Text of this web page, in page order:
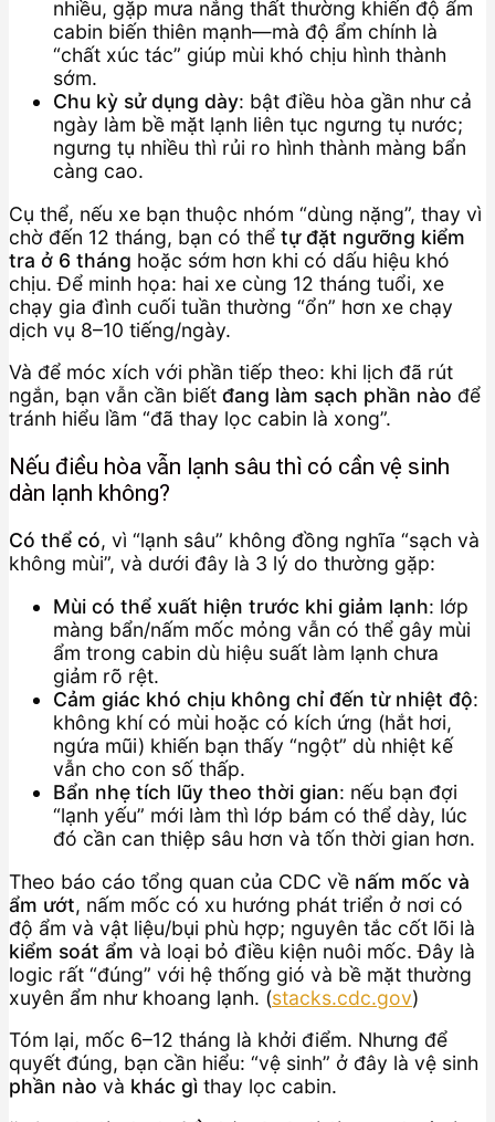
nhiều, gặp mưa nắng thất thường khiến độ ẩm
cabin biến thiên mạnh—mà độ ẩm chính là
“chất xúc tác” giúp mùi khó chịu hình thành
sớm.
Chu kỳ sử dụng dày: bật điều hòa gần như cả
ngày làm bề mặt lạnh liên tục ngưng tụ nước;
ngưng tụ nhiều thì rủi ro hình thành màng bẩn
càng cao.
Cụ thể, nếu xe bạn thuộc nhóm “dùng nặng”, thay vì
chờ đến 12 tháng, bạn có thể tự đặt ngưỡng kiểm
tra ở 6 tháng hoặc sớm hơn khi có dấu hiệu khó
chịu. Để minh họa: hai xe cùng 12 tháng tuổi, xe
chạy gia đình cuối tuần thường “ổn” hơn xe chạy
dịch vụ 8–10 tiếng/ngày.
Và để móc xích với phần tiếp theo: khi lịch đã rút
ngắn, bạn vẫn cần biết đang làm sạch phần nào để
tránh hiểu lầm “đã thay lọc cabin là xong”.
Nếu điều hòa vẫn lạnh sâu thì có cần vệ sinh
dàn lạnh không?
Có thể có, vì “lạnh sâu” không đồng nghĩa “sạch và
không mùi”, và dưới đây là 3 lý do thường gặp:
Mùi có thể xuất hiện trước khi giảm lạnh: lớp
màng bẩn/nấm mốc mỏng vẫn có thể gây mùi
ẩm trong cabin dù hiệu suất làm lạnh chưa
giảm rõ rệt.
Cảm giác khó chịu không chỉ đến từ nhiệt độ:
không khí có mùi hoặc có kích ứng (hắt hơi,
ngứa mũi) khiến bạn thấy “ngột” dù nhiệt kế
vẫn cho con số thấp.
Bẩn nhẹ tích lũy theo thời gian: nếu bạn đợi
“lạnh yếu” mới làm thì lớp bám có thể dày, lúc
đó cần can thiệp sâu hơn và tốn thời gian hơn.
Theo báo cáo tổng quan của CDC về nấm mốc và
ẩm ướt, nấm mốc có xu hướng phát triển ở nơi có
độ ẩm và vật liệu/bụi phù hợp; nguyên tắc cốt lõi là
kiểm soát ẩm và loại bỏ điều kiện nuôi mốc. Đây là
logic rất “đúng” với hệ thống gió và bề mặt thường
xuyên ẩm như khoang lạnh. (stacks.cdc.gov)
Tóm lại, mốc 6–12 tháng là khởi điểm. Nhưng để
quyết đúng, bạn cần hiểu: “vệ sinh” ở đây là vệ sinh
phần nào và khác gì thay lọc cabin.